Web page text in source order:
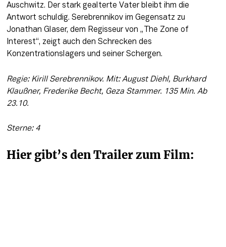
Auschwitz. Der stark gealterte Vater bleibt ihm die
Antwort schuldig. Serebrennikov im Gegensatz zu
Jonathan Glaser, dem Regisseur von „The Zone of
Interest“, zeigt auch den Schrecken des
Konzentrationslagers und seiner Schergen.
Regie: Kirill Serebrennikov. Mit: August Diehl, Burkhard
Klaußner, Frederike Becht, Geza Stammer. 135 Min. Ab
23.10.
Sterne: 4
Hier gibt’s den Trailer zum Film: